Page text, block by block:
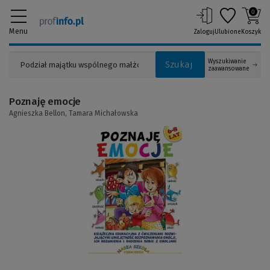
Menu
Szukaj
Wyszukiwanie
zaawansowane
ZalogujUlubione
0
Koszyk
(Link
Poznaję emocje
Agnieszka Bellon, Tamara Michałowska